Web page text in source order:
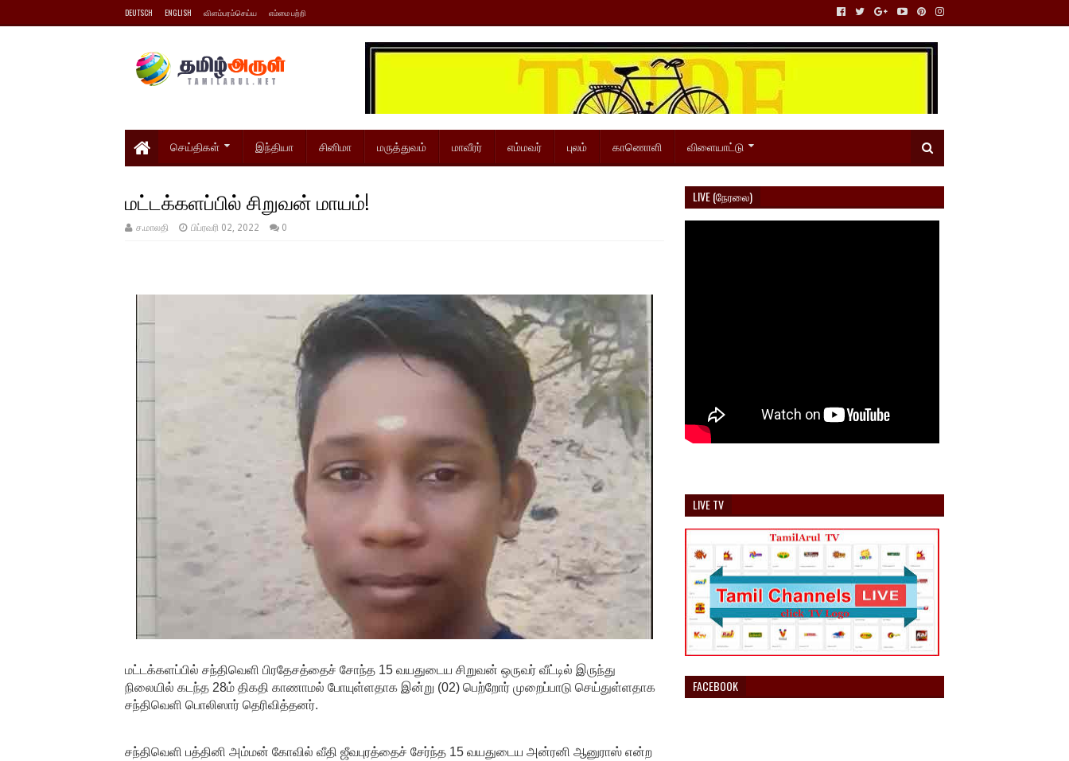
DEUTSCH ENGLISH விளம்பரம்செய்ய எம்மை பற்றி
செய்திகள் இந்தியா சினிமா மருத்துவம் மாவீரர் எம்மவர் புலம் காணொளி விளையாட்டு
மட்டக்களப்பில் சிறுவன் மாயம்!
ச.மாலதி பிப்ரவரி 02, 2022 0
மட்டக்களப்பில் சந்திவெளி பிரதேசத்தைச் சோந்த 15 வயதுடைய சிறுவன் ஒருவர் வீட்டில் இருந்து
நிலையில் கடந்த 28ம் திகதி காணாமல் போயுள்ளதாக இன்று (02) பெற்றோர் முறைப்பாடு செய்துள்ளதாக
சந்திவெளி பொலிஸார் தெரிவித்தனர்.
சந்திவெளி பத்தினி அம்மன் கோவில் வீதி ஜீவபுரத்தைச் சேர்ந்த 15 வயதுடைய அன்ரனி ஆனுராஸ் என்ற
LIVE (நேரலை)
LIVE TV
FACEBOOK